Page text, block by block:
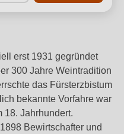
erst 1931 gegründet
300 Jahre Weintradition
das Fürsterzbistum
bekannte Vorfahre war
18. Jahrhundert.
Bewirtschafter und